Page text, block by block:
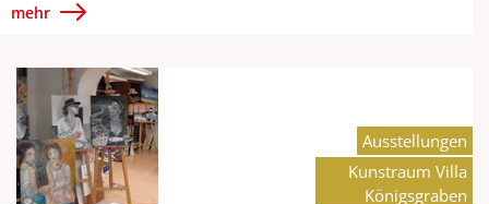
mehr
Ausstellungen
Kunstraum Villa
Königsgraben